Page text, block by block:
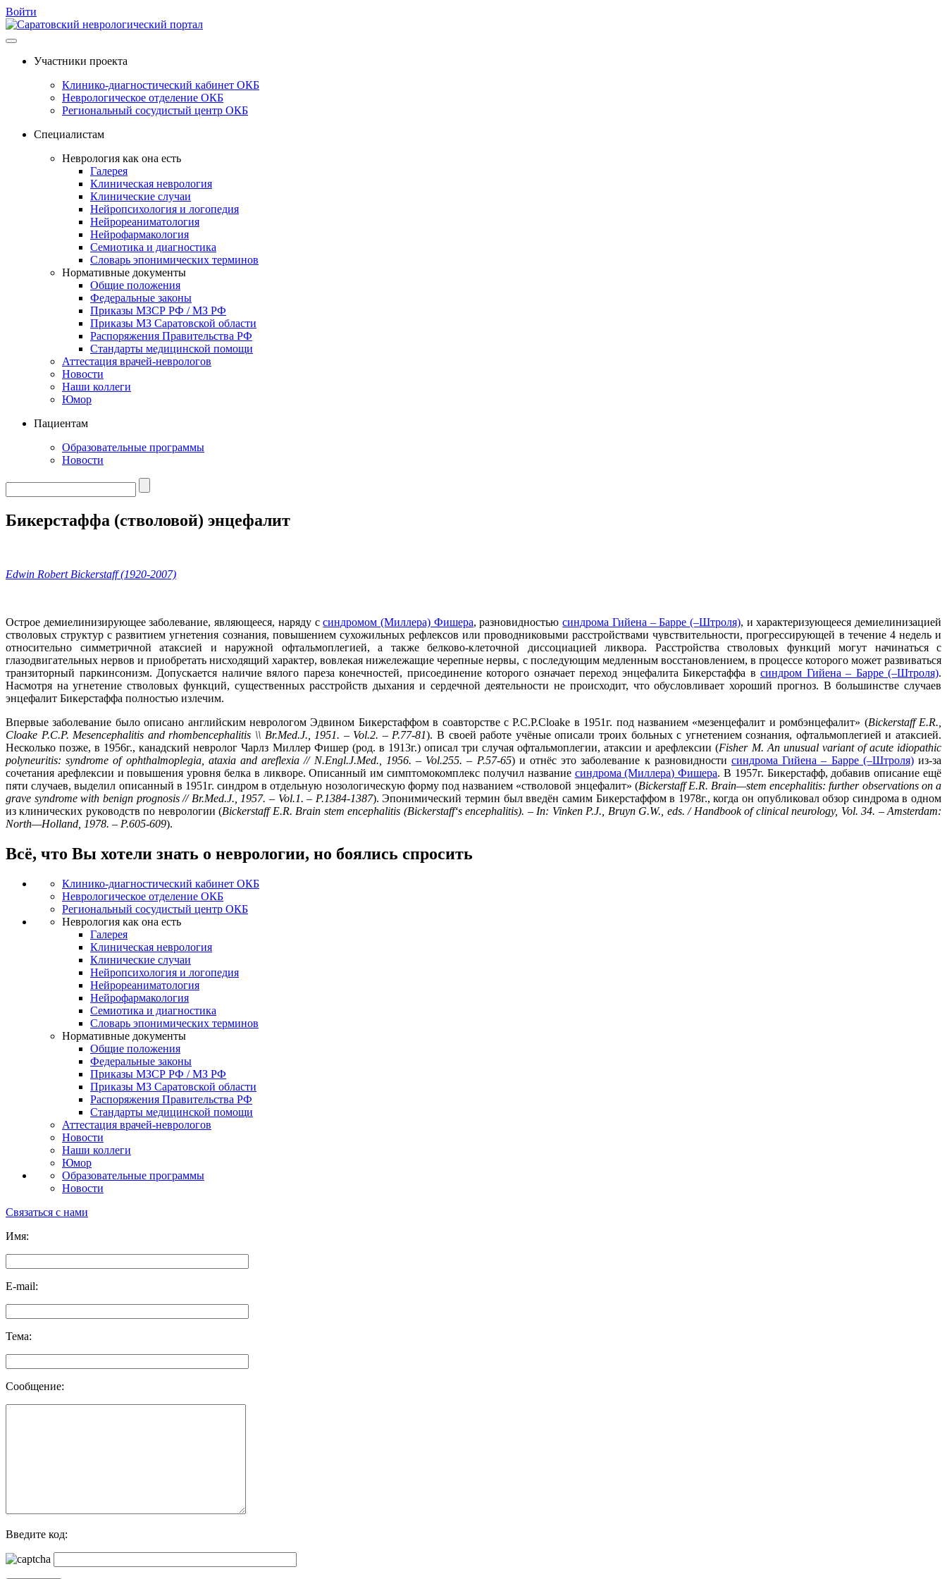
Войти
содержимому
Участники проекта
Клинико-диагностический кабинет ОКБ
Неврологическое отделение ОКБ
Региональный сосудистый центр ОКБ
Специалистам
Неврология как она есть
Галерея
Клиническая неврология
Клинические случаи
Нейропсихология и логопедия
Нейрореаниматология
Нейрофармакология
Семиотика и диагностика
Словарь эпонимических терминов
Нормативные документы
Общие положения
Федеральные законы
Приказы МЗСР РФ / МЗ РФ
Приказы МЗ Саратовской области
Распоряжения Правительства РФ
Стандарты медицинской помощи
Аттестация врачей-неврологов
Новости
Наши коллеги
Юмор
Пациентам
Образовательные программы
Новости
Бикерстаффа (стволовой) энцефалит
Edwin Robert Bickerstaff (1920-2007)
Острое демиелинизирующее заболевание, являющееся, наряду ссиндромом (Миллера) Фишера, разновидностьюсиндрома Гийена – Барре (–Штроля), и характеризующееся демиелинизацией
стволовых структур с развитием угнетения сознания, повышением сухожильных рефлексов или проводниковыми расстройствами чувствительности, прогрессирующей в течение 4 недель и
относительно симметричной атаксией и наружной офтальмоплегией, а также белково-клеточной диссоциацией ликвора. Расстройства стволовых функций могут начинаться с
глазодвигательных нервов и приобретать нисходящий характер, вовлекая нижележащие черепные нервы, с последующим медленным восстановлением, в процессе которого может развиваться
транзиторный паркинсонизм. Допускается наличие вялого пареза конечностей, присоединение которого означает переход энцефалита Бикерстаффа в синдром Гийена – Барре (–Штроля).
Насмотря на угнетение стволовых функций, существенных расстройств дыхания и сердечной деятельности не происходит, что обусловливает хороший прогноз. В большинстве случаев
энцефалит Бикерстаффа полностью излечим.
Впервые заболевание было описано английским неврологом Эдвином Бикерстаффом в соавторстве с P.C.P.Cloake в 1951г. под названием «мезенцефалит и ромбэнцефалит» (Bickerstaff E.R.,
Cloake P.C.P. Mesencephalitis and rhombencephalitis \\ Br.Med.J., 1951. – Vol.2. – P.77-81). В своей работе учёные описали троих больных с угнетением сознания, офтальмоплегией и атаксией.
Несколько позже, в 1956г., канадский невролог Чарлз Миллер Фишер (род. в 1913г.) описал три случая офтальмоплегии, атаксии и арефлексии (Fisher M. An unusual variant of acute idiopathic
polyneuritis: syndrome of ophthalmoplegia, ataxia and areflexia // N.Engl.J.Med., 1956. – Vol.255. – P.57-65) и отнёс это заболевание к разновидностисиндрома Гийена – Барре (–Штроля)из-за
сочетания арефлексии и повышения уровня белка в ликворе. Описанный им симптомокомплекс получил название синдрома (Миллера) Фишера. В 1957г. Бикерстафф, добавив описание ещё
пяти случаев, выделил описанный в 1951г. синдром в отдельную нозологическую форму под названием «стволовой энцефалит» (Bickerstaff E.R. Brain—stem encephalitis:further observations on a
grave syndrome with benign prognosis// Br.Med.J., 1957. – Vol.1. – P.1384-1387). Эпонимический термин был введён самим Бикерстаффом в 1978г., когда он опубликовал обзор синдрома в одном
из клинических руководств по неврологии (Bickerstaff E.R. Brain stem encephalitis (Bickerstaff‘s encephalitis). – In: Vinken P.J., Bruyn G.W., eds. / Handbook of clinical neurology, Vol. 34. –Amsterdam:
North—Holland , 1978. – P.605-609).
Всё, что Вы хотели знать о неврологии, но боялись спросить
Клинико-диагностический кабинет ОКБ
Неврологическое отделение ОКБ
Региональный сосудистый центр ОКБ
Неврология как она есть
Галерея
Клиническая неврология
Клинические случаи
Нейропсихология и логопедия
Нейрореаниматология
Нейрофармакология
Семиотика и диагностика
Словарь эпонимических терминов
Нормативные документы
Общие положения
Федеральные законы
Приказы МЗСР РФ / МЗ РФ
Приказы МЗ Саратовской области
Распоряжения Правительства РФ
Стандарты медицинской помощи
Аттестация врачей-неврологов
Новости
Наши коллеги
Юмор
Образовательные программы
Новости
Связаться с нами
Имя:
E-mail:
Тема:
Сообщение:
Введите код: